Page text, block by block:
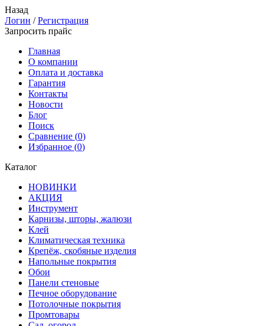
Назад
Логин /Регистрация
Запросить прайс
Главная
О компании
Оплата и доставка
Гарантия
Контакты
Новости
Блог
Поиск
Сравнение (0)
Избранное (0)
Каталог
НОВИНКИ
АКЦИЯ
Инструмент
Карнизы, шторы, жалюзи
Клей
Климатическая техника
Крепёж, скобяные изделия
Напольные покрытия
Обои
Панели стеновые
Печное оборудование
Потолочные покрытия
Промтовары